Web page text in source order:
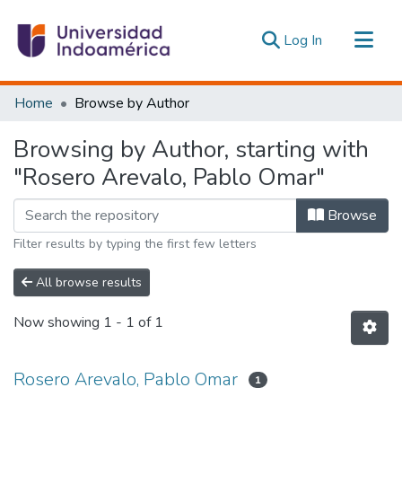
Log In (current)
Communities & Collections
Estadísticas Externas
Home Browse by Author
Browsing by Author, starting with
"Rosero Arevalo, Pablo Omar"
Browse
Filter results by typing the first few letters
All browse results
Now showing 1 - 1 of 1
Rosero Arevalo, Pablo Omar 1